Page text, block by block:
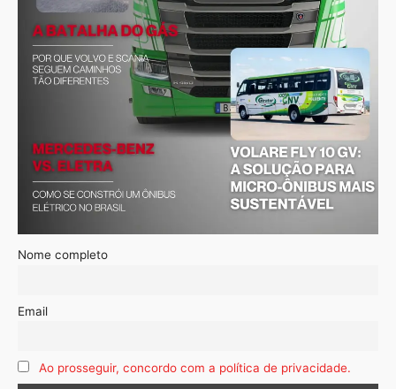
Nome completo
Email
Ao prosseguir, concordo com a política de privacidade.